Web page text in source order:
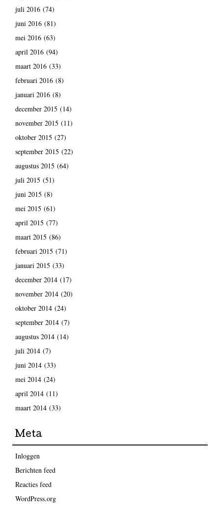
juli 2016(74)
juni 2016(81)
mei 2016(63)
april 2016(94)
maart 2016(33)
februari 2016(8)
januari 2016(8)
december 2015 (14)
november 2015 (11)
oktober 2015 (27)
september 2015 (22)
augustus 2015 (64)
juli 2015 (51)
juni 2015 (8)
mei 2015 (61)
april 2015 (77)
maart 2015 (86)
februari 2015 (71)
januari 2015 (33)
december 2014(17)
november 2014(20)
oktober 2014(24)
september 2014(7)
augustus 2014(14)
juli 2014(7)
juni 2014(33)
mei 2014(24)
april 2014(11)
maart 2014(33)
Meta
Inloggen
Berichten feed
Reacties feed
WordPress.org